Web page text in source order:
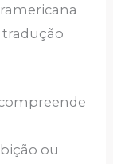
tradução
ou